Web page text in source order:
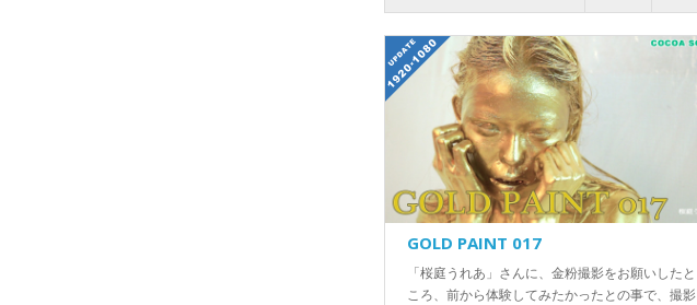
GOLD PAINT 017
「桜庭うれあ」さんに、金粉撮影をお願いしたと
ころ、前から体験してみたかったとの事で、撮影